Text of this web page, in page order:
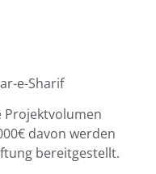
e-Sharif
Projektvolumen
davon werden
bereitgestellt.